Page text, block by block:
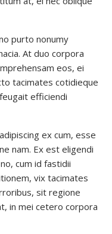
purto nonumy
At duo corpora
eos, ei
tacimates cotidieque
efficiendi
ex cum, esse
nam. Ex est eligendi
cum id fastidii
vix tacimates
sit regione
in mei cetero corpora